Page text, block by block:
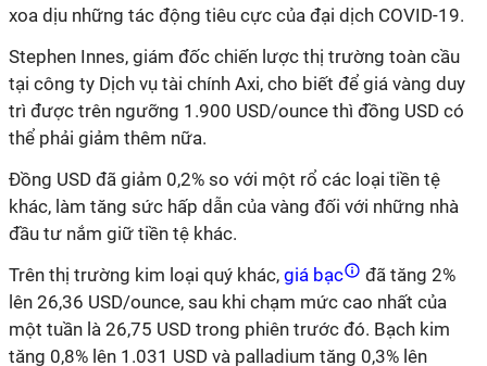
xoa dịu những tác động tiêu cực của đại dịch COVID-19.
Stephen Innes, giám đốc chiến lược thị trường toàn cầu
tại công ty Dịch vụ tài chính Axi, cho biết để giá vàng duy
trì được trên ngưỡng 1.900 USD/ounce thì đồng USD có
thể phải giảm thêm nữa.
Đồng USD đã giảm 0,2% so với một rổ các loại tiền tệ
khác, làm tăng sức hấp dẫn của vàng đối với những nhà
đầu tư nắm giữ tiền tệ khác.
Trên thị trường kim loại quý khác, giá bạc
đã tăng 2%
lên 26,36 USD/ounce, sau khi chạm mức cao nhất của
một tuần là 26,75 USD trong phiên trước đó. Bạch kim
tăng 0,8% lên 1.031 USD và palladium tăng 0,3% lên